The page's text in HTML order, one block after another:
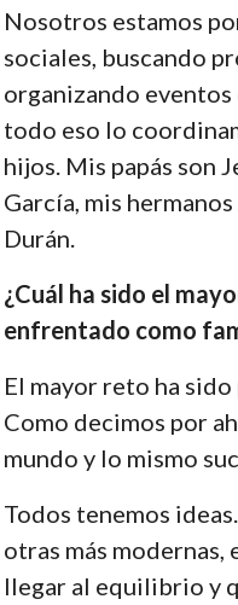
Nosotros estamos
sociales, buscando
organizando eventos
todo eso lo
hijos. Mis papás son
García, mis
Durán.
¿Cuál ha sido el
enfrentado como
El mayor reto ha
Como decimos por
mundo y lo mismo
Todos tenemos
otras más
llegar al equilibrio y